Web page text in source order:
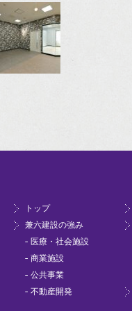
トップ
兼六建設の強み
医療・社会施設
商業施設
公共事業
不動産開発